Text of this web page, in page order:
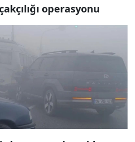
operasyonu